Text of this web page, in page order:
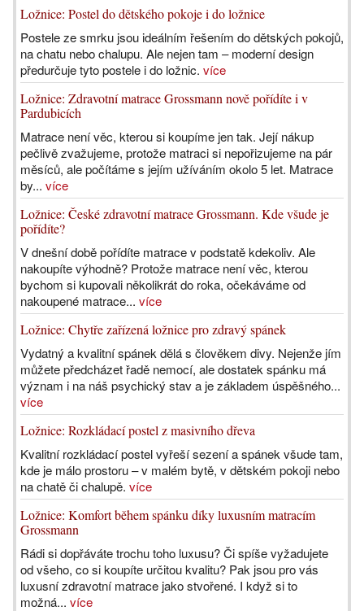
Ložnice: Postel do dětského pokoje i do ložnice
Postele ze smrku jsou ideálním řešením do dětských pokojů,
na chatu nebo chalupu. Ale nejen tam – moderní design
předurčuje tyto postele i do ložnic. více
Ložnice: Zdravotní matrace Grossmann nově pořídíte i v
Pardubicích
Matrace není věc, kterou si koupíme jen tak. Její nákup
pečlivě zvažujeme, protože matraci si nepořizujeme na pár
měsíců, ale počítáme s jejím užíváním okolo 5 let. Matrace
by... více
Ložnice: České zdravotní matrace Grossmann. Kde všude je
pořídíte?
V dnešní době pořídíte matrace v podstatě kdekoliv. Ale
nakoupíte výhodně? Protože matrace není věc, kterou
bychom si kupovali několikrát do roka, očekáváme od
nakoupené matrace... více
Ložnice: Chytře zařízená ložnice pro zdravý spánek
Vydatný a kvalitní spánek dělá s člověkem divy. Nejenže jím
můžete předcházet řadě nemocí, ale dostatek spánku má
význam i na náš psychický stav a je základem úspěšného...
více
Ložnice: Rozkládací postel z masivního dřeva
Kvalitní rozkládací postel vyřeší sezení a spánek všude tam,
kde je málo prostoru – v malém bytě, v dětském pokoji nebo
na chatě či chalupě. více
Ložnice: Komfort během spánku díky luxusním matracím
Grossmann
Rádi si dopřáváte trochu toho luxusu? Či spíše vyžadujete
od všeho, co si koupíte určitou kvalitu? Pak jsou pro vás
luxusní zdravotní matrace jako stvořené. I když si to
možná... více